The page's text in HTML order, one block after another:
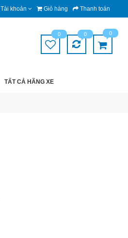
Tài khoản Giỏ hàng Thanh toán
0 0 0
TẤT CẢ HÃNG XE